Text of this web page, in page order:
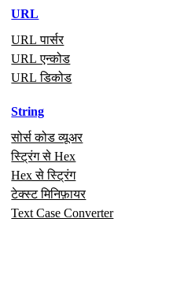
URL
URL पार्सर
URL एन्कोड
URL डिकोड
String
सोर्स कोड व्यूअर
स्ट्रिंग से Hex
Hex से स्ट्रिंग
टेक्स्ट मिनिफ़ायर
Text Case Converter